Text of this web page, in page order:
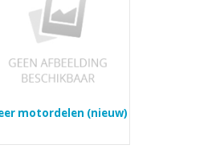
motordelen (nieuw)